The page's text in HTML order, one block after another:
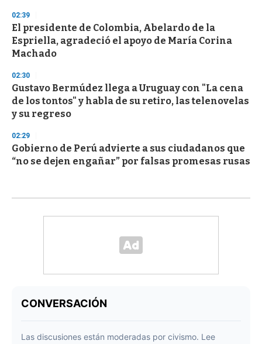
02:39
El presidente de Colombia, Abelardo de la
Espriella, agradeció el apoyo de María Corina
Machado
02:30
Gustavo Bermúdez llega a Uruguay con "La cena
de los tontos" y habla de su retiro, las telenovelas
y su regreso
02:29
Gobierno de Perú advierte a sus ciudadanos que
“no se dejen engañar” por falsas promesas rusas